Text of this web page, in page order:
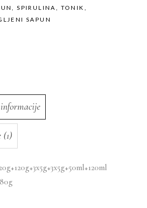
,SPIRULINA TONIK
SAPUN
(1)